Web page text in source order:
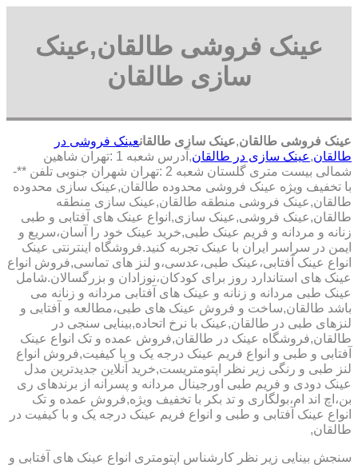
عینک فروشی طالقان,عینک
سازی طالقان
عینک فروشی طالقان,عینک سازی طالقانعینک فروشی در
طالقان,عینک سازی در طالقان
,آدرس شعبه 1 :تهران شاهین
شمالی بیست متری گلستان شعبه 2 :تهران شهران جنوبی تلفن **-
با تخفیف ویژه عینک فروشی محدوده طالقان,عینک سازی محدوده
طالقان,عینک فروشی منطقه طالقان,عینک سازی منطقه
طالقان,عینک فروشی,عینک سازی,انواع عینک های آفتابی و طبی
زنانه و مردانه و فریم عینک طبی,خرید عینک خود را آسان،سریع و
ایمن در سراسر ایران با عینک تجربه کنید.فروشگاه اینترنتی عینک
انواع عینک آفتابی،عینک طبی،عدسی،و لنز های تماسی,فروش انواع
عینک های استاندارد روز برای کودکان،نوزادان و بزرگسالان.شامل
عینک طبی مردانه و زنانه و عینک های آفتابی مردانه و زنانه می
باشد طالقان,ساخت و فروش عینک های طبی،مطالعه و آفتابی و
لنزهای طبی در طالقان,عینک با نرخ اتحاده,بینایی سنجی در
طالقان,فروشگاه عینک در طالقان,فروش عمده و تک انواع عینک
آفتابی و طبی و انواع فریم عینک درجه یک و با کیفیت,فروش انواع
لنز طبی و رنگی زیر نظر اپتومتریست,خرید آنلاین جدیدترین مدل
عینک دودی و فریم طبی اورجینال مردانه و پسرانه از برندهای ری
بن،اچ اند ام،بولگاری و تد بکر با تخفیف ویژه,فروش عمده و تک
انواع عینک آفتابی و طبی و انواع فریم عینک درجه یک و با کیفیت در
طالقان,
سنجش بینایی زیر نظر کارشناس اپتومتری انواع عینک های آفتابی و